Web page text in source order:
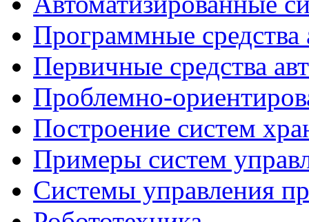
Программные средства
Первичные средства
Проблемно-
Построение систем
Примеры систем
Системы управления